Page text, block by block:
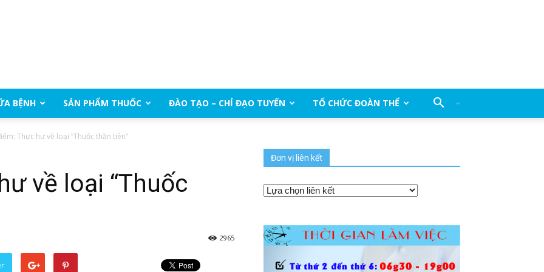
BỆNH SẢN PHẨM THUỐC ĐÀO TẠO – CHỈ ĐẠO TUYẾN TỔ CHỨC ĐOÀN THỂ
Thực hư về loại “Thuốc thần tiên”
về loại “Thuốc
2965
Đơn vị liên kết